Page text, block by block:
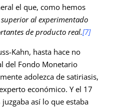
el que, como hemos
al experimentado
de producto real.[7]
Kahn, hasta hace no
del Fondo Monetario
adolezca de satiriasis,
económico. Y el 17
así lo que estaba